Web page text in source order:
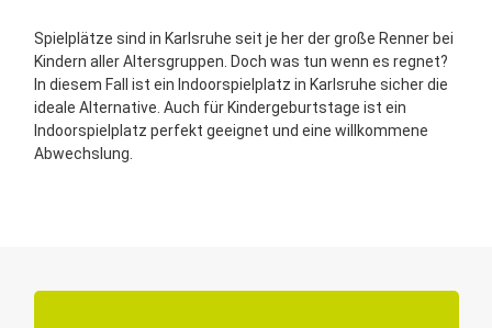
Spielplätze sind in Karlsruhe seit je her der große Renner bei
Kindern aller Altersgruppen. Doch was tun wenn es regnet?
In diesem Fall ist ein Indoorspielplatz in Karlsruhe sicher die
ideale Alternative. Auch für Kindergeburtstage ist ein
Indoorspielplatz perfekt geeignet und eine willkommene
Abwechslung.